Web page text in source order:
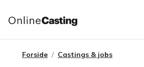
Forside Castings & jobs